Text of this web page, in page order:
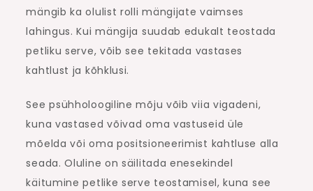
mängib ka olulist rolli mängijate vaimses
lahingus. Kui mängija suudab edukalt teostada
petliku serve, võib see tekitada vastases
kahtlust ja kõhklusi.
See psühholoogiline mõju võib viia vigadeni,
kuna vastased võivad oma vastuseid üle
mõelda või oma positsioneerimist kahtluse alla
seada. Oluline on säilitada enesekindel
käitumine petlike serve teostamisel, kuna see